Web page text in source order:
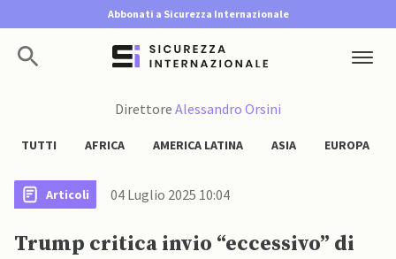
Abbonati a Sicurezza Internazionale
Direttore Alessandro Orsini
TUTTI AFRICA AMERICA LATINA ASIA EUROPA
Articoli 04 Luglio 2025 10:04
Trump critica invio “eccessivo” di